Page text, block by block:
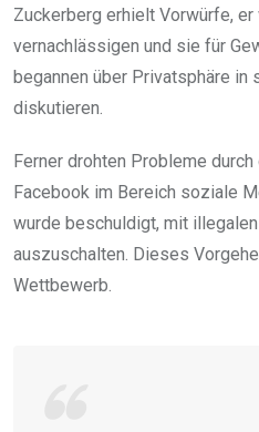
Zuckerberg erhielt Vorwürfe,
vernachlässigen und sie für
begannen über Privatsphäre in
diskutieren.
Ferner drohten Probleme
Facebook im Bereich soziale
wurde beschuldigt, mit
auszuschalten. Dieses
Wettbewerb.